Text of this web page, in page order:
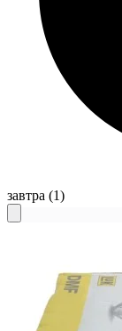
завтра (1)